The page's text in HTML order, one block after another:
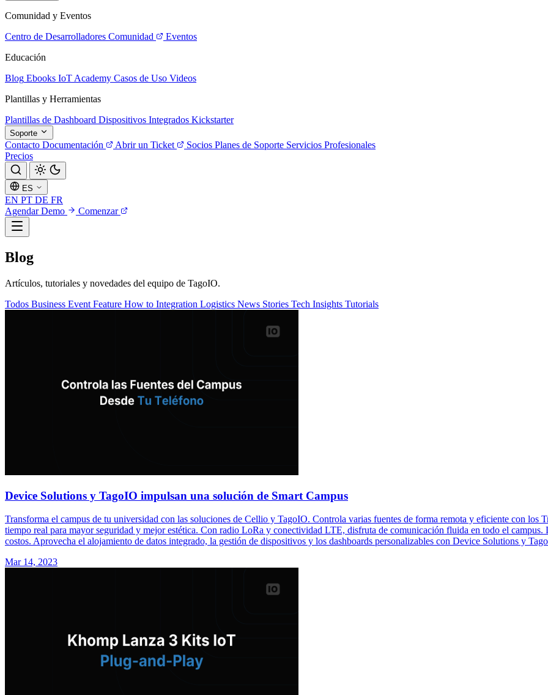
Comunidad y Eventos
Centro de Desarrolladores Comunidad
Eventos
Educación
Blog Ebooks IoT Academy Casos de Uso Videos
Plantillas y Herramientas
Plantillas de Dashboard Dispositivos Integrados Kickstarter
Soporte
Contacto Documentación Abrir un Ticket Socios Planes de Soporte Servicios Profesionales
Precios
ES
EN PT DE FR
Agendar Demo
Comenzar
Blog
Artículos, tutoriales y novedades del equipo de TagoIO.
Todos Business Event Feature How to Integration Logistics News Stories Tech Insights Tutorials
Device Solutions y TagoIO impulsan una solución de Smart Campus
Transforma el campus de tu universidad con las soluciones de Cellio y TagoIO. Controla varias fuentes de forma remota y eficiente con los
tiempo real para mayor seguridad y mejor estética. Con radio LoRa y conectividad LTE, disfruta de comunicación fluida en todo el
costos. Aprovecha el alojamiento de datos integrado, la gestión de dispositivos y los dashboards personalizables con Device Solutions y
Mar 14, 2023